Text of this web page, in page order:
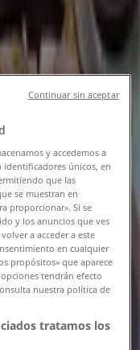
盛祭 開催いたし
y accedemos a
identificadores únicos, en
que las
se muestran en
proporcionar». Si se
y los anuncios que ves
a acceder a este
en cualquier
propósitos» que aparece
tendrán efecto
nuestra política de
tratamos los
Continuar sin aceptar